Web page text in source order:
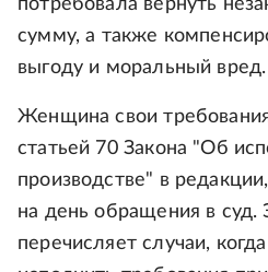
потребовала вернуть
сумму, а также
выгоду и моральный вред.
Женщина свои
статьей 70 Закона "Об
производстве" в
на день обращения в суд.
перечисляет случаи,